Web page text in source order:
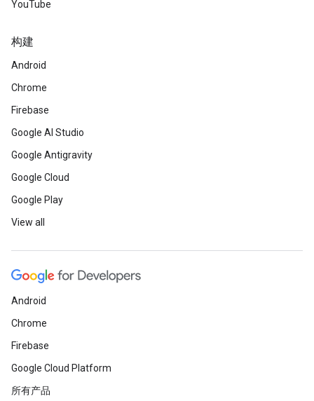
YouTube
构建
Android
Chrome
Firebase
Google AI Studio
Google Antigravity
Google Cloud
Google Play
View all
Android
Chrome
Firebase
Google Cloud Platform
所有产品